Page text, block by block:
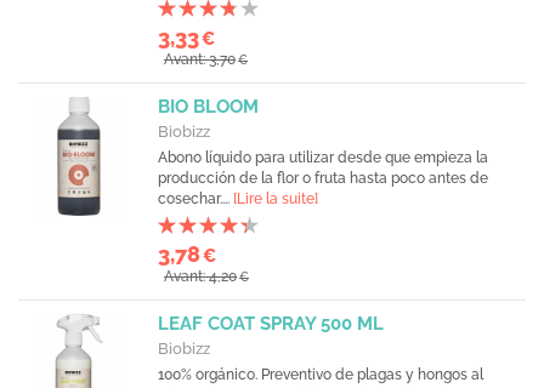
3,33€
Avant: 3,70€
BIO BLOOM
Biobizz
Abono líquido para utilizar desde que empieza la
producción de la flor o fruta hasta poco antes de
cosechar.... [Lire la suite]
3,78€
Avant: 4,20€
LEAF COAT SPRAY 500 ML
Biobizz
100% orgánico. Preventivo de plagas y hongos al